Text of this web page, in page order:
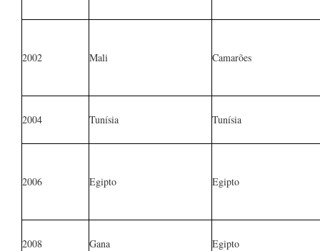
2002 Mali Camarões
2004 Tunísia Tunísia
2006 Egipto Egipto
2008 Gana Egipto